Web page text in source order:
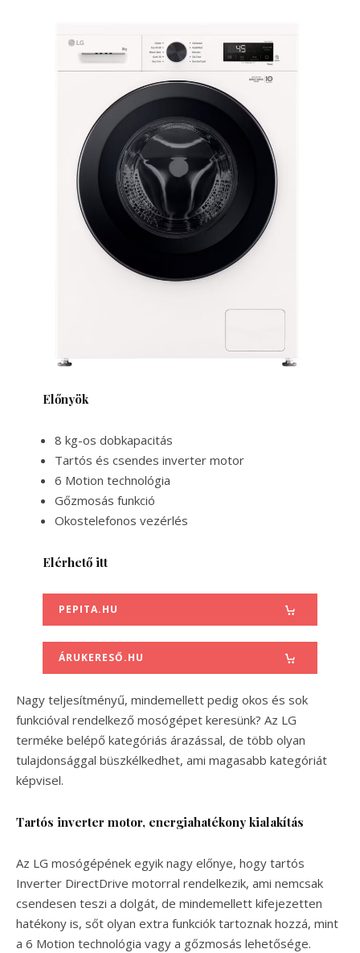
Előnyök
8 kg-os dobkapacitás
Tartós és csendes inverter motor
6 Motion technológia
Gőzmosás funkció
Okostelefonos vezérlés
Elérhető itt
PEPITA.HU
ÁRUKERESŐ.HU
Nagy teljesítményű, mindemellett pedig okos és sok
funkcióval rendelkező mosógépet keresünk? Az LG
terméke belépő kategóriás árazással, de több olyan
tulajdonsággal büszkélkedhet, ami magasabb kategóriát
képvisel.
Tartós inverter motor, energiahatékony kialakítás
Az LG mosógépének egyik nagy előnye, hogy tartós
Inverter DirectDrive motorral rendelkezik, ami nemcsak
csendesen teszi a dolgát, de mindemellett kifejezetten
hatékony is, sőt olyan extra funkciók tartoznak hozzá, mint
a 6 Motion technológia vagy a gőzmosás lehetősége.